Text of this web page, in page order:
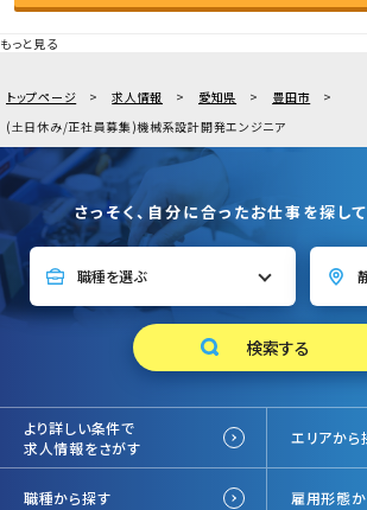
もっと見る
トップページ 求人情報 愛知県
豊田市
(土日休み/正社員募集)機械系設計開発エンジニア
さっそく、自分に合ったお仕事を探して
より詳しい条件で
求人情報をさがす
エリアから
職種から探す 雇用形態